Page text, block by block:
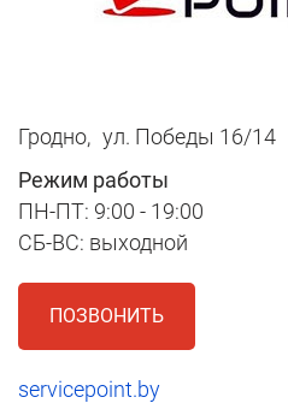
Гродно, ул. Победы 16/14
Режим работы
ПН-ПТ: 9:00 - 19:00
СБ-ВС: выходной
ПОЗВОНИТЬ
servicepoint.by